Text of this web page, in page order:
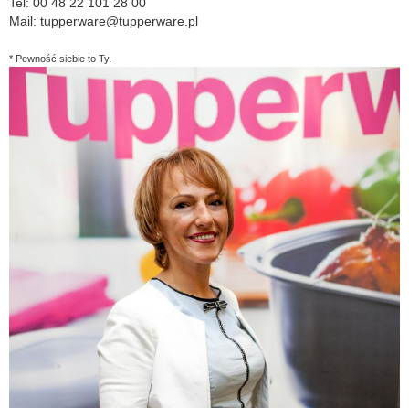
Mail: tupperware@tupperware.pl
* Pewność siebie to Ty.